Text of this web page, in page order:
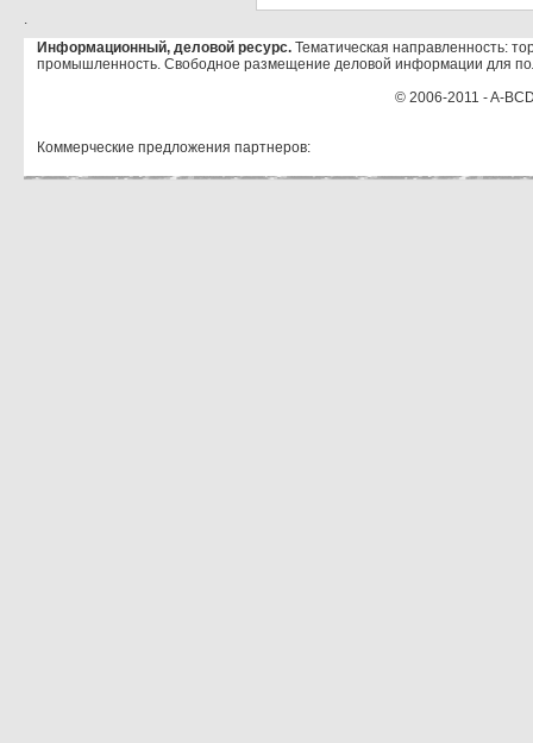
.
Информационный, деловой ресурс. Тематическая направленность:
промышленность. Свободное размещение деловой информации для
© 2006-2011 - A-
Коммерческие предложения партнеров: